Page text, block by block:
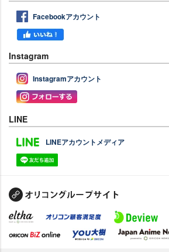
Facebookアカウント
Instagram
Instagramアカウント
LINE
LINEアカウントメディア